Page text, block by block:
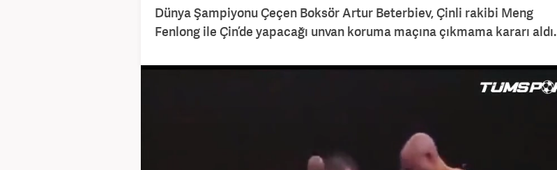
Dünya Şampiyonu Çeçen Boksör Artur Beterbiev, Çinli rakibi Meng
Fenlong ile Çin’de yapacağı unvan koruma maçına çıkmama kararı aldı.